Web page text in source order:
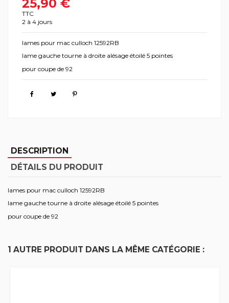
25,90 €
TTC
2 à 4 jours
lames pour mac culloch 12592RB
lame gauche tourne à droite alésage étoilé 5 pointes
pour coupe de 92
DESCRIPTION
DÉTAILS DU PRODUIT
lames pour mac culloch 12592RB
lame gauche tourne à droite alésage étoilé 5 pointes
pour coupe de 92
1 AUTRE PRODUIT DANS LA MÊME CATÉGORIE :